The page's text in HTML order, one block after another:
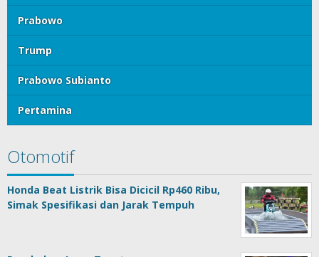
Prabowo
Trump
Prabowo Subianto
Pertamina
Otomotif
Honda Beat Listrik Bisa Dicicil Rp460 Ribu,
Simak Spesifikasi dan Jarak Tempuh